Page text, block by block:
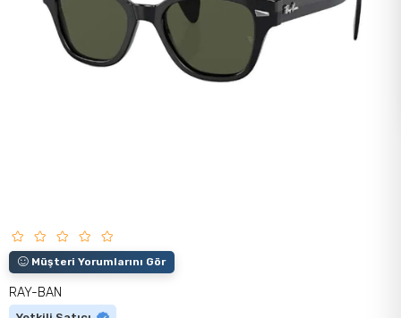
Müşteri Yorumlarını Gör
RAY-BAN